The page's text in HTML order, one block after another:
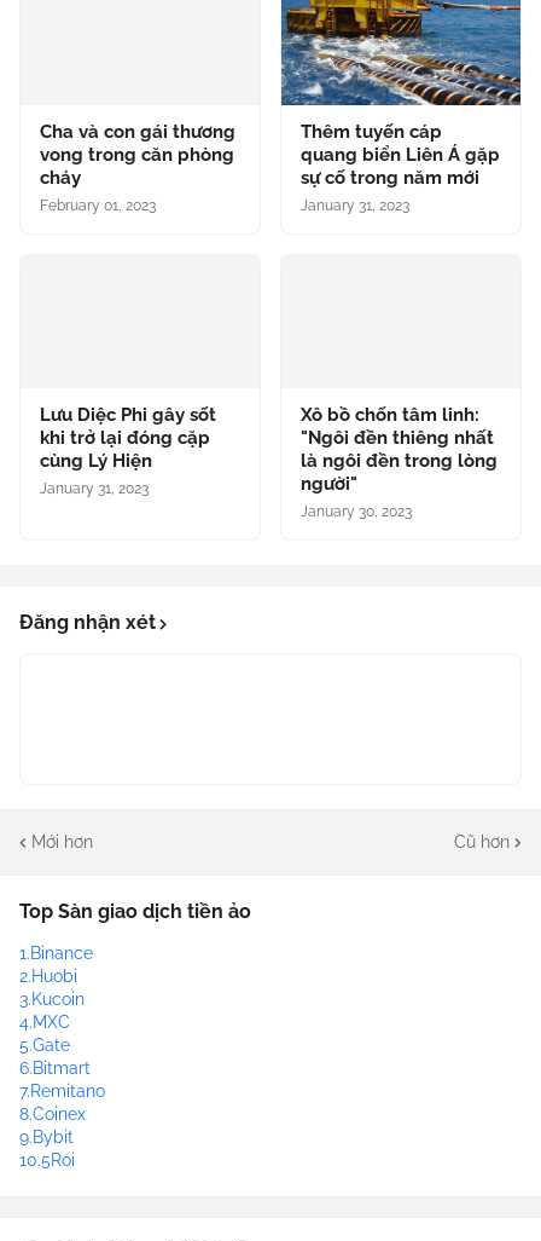
Cha và con gái thương
vong trong căn phòng
cháy
February 01, 2023
Thêm tuyến cáp
quang biển Liên Á gặp
sự cố trong năm mới
January 31, 2023
Lưu Diệc Phi gây sốt
khi trở lại đóng cặp
cùng Lý Hiện
January 31, 2023
Xô bồ chốn tâm linh:
"Ngôi đền thiêng nhất
là ngôi đền trong lòng
người"
January 30, 2023
Đăng nhận xét
Mới hơn Cũ hơn
Top Sàn giao dịch tiền ảo
1.Binance
2.Huobi
3.Kucoin
4.MXC
5.Gate
6.Bitmart
7.Remitano
8.Coinex
9.Bybit
10.5Roi